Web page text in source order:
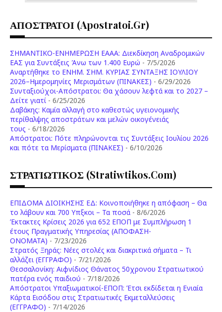
ΑΠΟΣΤΡΑΤΟΙ (apostratoi.gr)
ΣΗΜΑΝΤΙΚΟ-ΕΝΗΜΕΡΩΣΗ ΕΑΑΑ: Διεκδίκηση Αναδρομικών
ΕΑΣ για Συντάξεις Άνω των 1.400 Ευρώ - 7/5/2026
Aναρτήθηκε το ENHM. ΣΗΜ. ΚΥΡΙΑΣ ΣΥΝΤΑΞΗΣ ΙΟΥΛΙΟΥ
2026–Ημερομηνίες Μερισμάτων (ΠΙΝΑΚΕΣ) - 6/29/2026
Συνταξιούχοι-Απόστρατοι: Θα χάσουν λεφτά και το 2027 –
Δείτε γιατί - 6/25/2026
Δαβάκης: Καμία αλλαγή στο καθεστώς υγειονομικής
περίθαλψης αποστράτων και μελών οικογένειάς
τους - 6/18/2026
Aπόστρατοι: Πότε πληρώνονται τις Συντάξεις Ιουλίου 2026
και πότε τα Μερίσματα (ΠΙΝΑΚΕΣ) - 6/10/2026
ΣΤΡΑΤΙΩΤΙΚΟΣ (stratiwtikos.com)
ΕΠΙΔΟΜΑ ΔΙΟΙΚΗΣΗΣ ΕΔ: Κοινοποιήθηκε η απόφαση – Θα
το λάβουν και 700 Υπξκοι – Τα ποσά - 8/6/2026
Έκτακτες Κρίσεις 2026 για 652 ΕΠΟΠ με Συμπλήρωση 1
έτους Πραγματικής Υπηρεσίας (ΑΠΟΦΑΣΗ-
ONOMATA) - 7/23/2026
Στρατός Ξηράς: Νέες στολές και διακριτικά σήματα – Τι
αλλάζει (ΕΓΓΡΑΦΟ) - 7/21/2026
Θεσσαλονίκη: Αιφνίδιος Θάνατος 50χρονου Στρατιωτικού
πατέρα ενός παιδιού - 7/18/2026
Απόστρατοι Υπαξιωματικοί-ΕΠΟΠ: Έτσι εκδίδεται η Ενιαία
Κάρτα Εισόδου στις Στρατιωτικές Εκμεταλλεύσεις
(ΕΓΓΡΑΦΟ) - 7/14/2026